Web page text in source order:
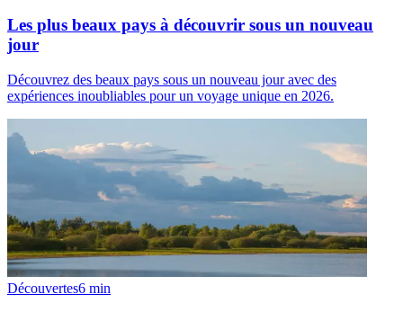
Les plus beaux pays à découvrir sous un nouveau
jour
Découvrez des beaux pays sous un nouveau jour avec des
expériences inoubliables pour un voyage unique en 2026.
Découvertes6 min